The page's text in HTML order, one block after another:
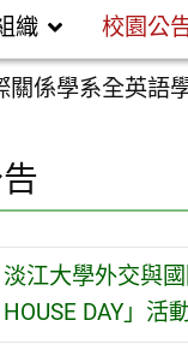
織 校園公
係學系全英語
淡江大學外交與
HOUSE DAY」活